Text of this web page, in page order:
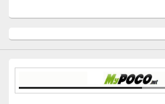
Sidebar
Widget